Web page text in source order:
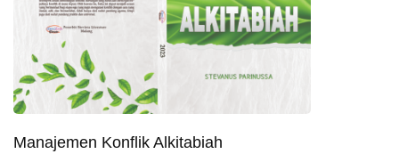
Manajemen Konflik Alkitabiah